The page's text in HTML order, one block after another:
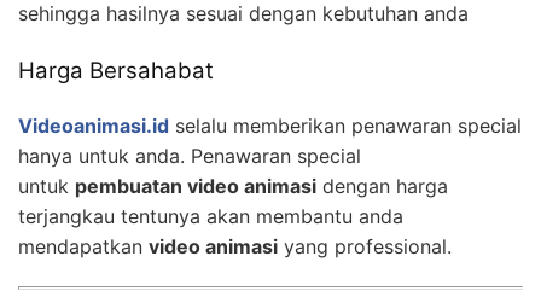
sehingga hasilnya sesuai dengan kebutuhan anda
Harga Bersahabat
Videoanimasi.id selalu memberikan penawaran special
hanya untuk anda. Penawaran special
untuk pembuatan video animasi dengan harga
terjangkau tentunya akan membantu anda
mendapatkan video animasi yang professional.